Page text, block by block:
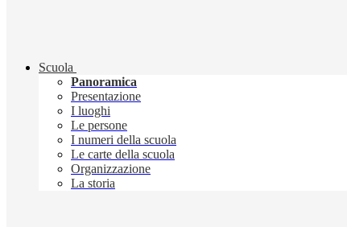
Scuola
Panoramica
Presentazione
I luoghi
Le persone
I numeri della scuola
Le carte della scuola
Organizzazione
La storia